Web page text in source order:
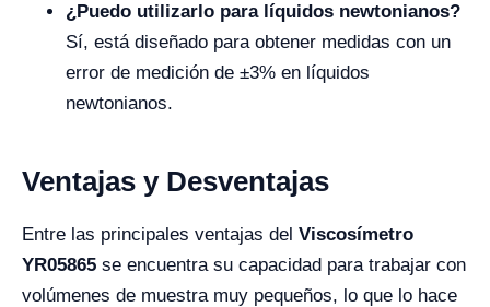
¿Puedo utilizarlo para líquidos newtonianos?
Sí, está diseñado para obtener medidas con un
error de medición de ±3% en líquidos
newtonianos.
Ventajas y Desventajas
Entre las principales ventajas del Viscosímetro
YR05865 se encuentra su capacidad para trabajar con
volúmenes de muestra muy pequeños, lo que lo hace